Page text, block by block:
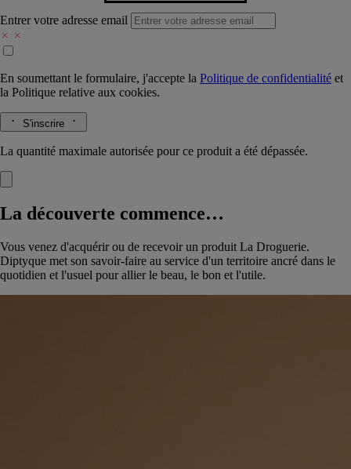
Entrer votre adresse email
En soumettant le formulaire, j'accepte la Politique de confidentialité et
la Politique relative aux cookies.
S'inscrire
La quantité maximale autorisée pour ce produit a été dépassée.
La découverte commence…
Vous venez d'acquérir ou de recevoir un produit La Droguerie.
Diptyque met son savoir-faire au service d'un territoire ancré dans le
quotidien et l'usuel pour allier le beau, le bon et l'utile.